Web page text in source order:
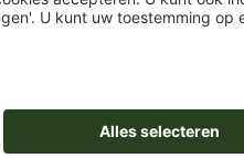
Veganistische
afloop): 5,2 x 7,4 cm